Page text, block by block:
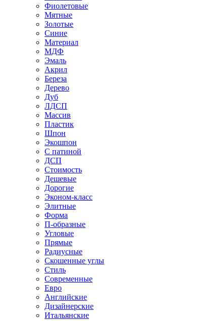
Фиолетовые
Мятные
Золотые
Синие
Материал
МДФ
Эмаль
Акрил
Береза
Дерево
Дуб
ЛДСП
Массив
Пластик
Шпон
Экошпон
С патиной
ДСП
Стоимость
Дешевые
Дорогие
Эконом-класс
Элитные
Форма
П-образные
Угловые
Прямые
Радиусные
Скошенные углы
Стиль
Современные
Евро
Английские
Дизайнерские
Итальянские